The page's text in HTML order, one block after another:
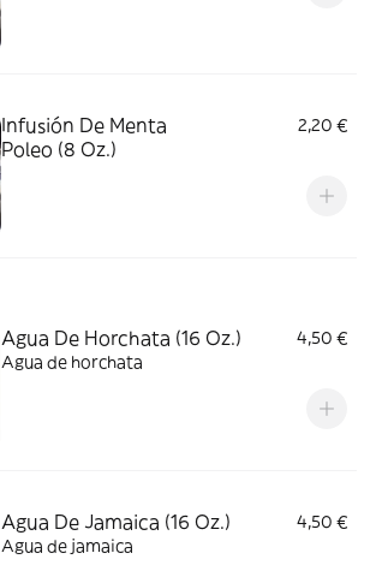
Infusión De Menta
Poleo (8 Oz.)
2,20 €
Agua De Horchata (16 Oz.)
4,50 €
Agua de horchata
Agua De Jamaica (16 Oz.)
4,50 €
Agua de jamaica